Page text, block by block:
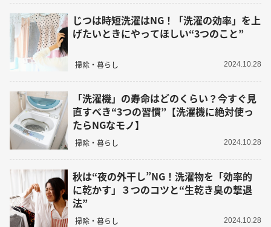
じつは時短洗濯はNG！「洗濯の効率」を上
げたいときにやってほしい“3つのこと”
掃除・暮らし 2024.10.28
「洗濯機」の寿命はどのくらい？今すぐ見
直すべき“3つの習慣”【洗濯機に絶対使っ
たらNGなモノ】
掃除・暮らし 2024.10.28
秋は“夜の外干し”NG！洗濯物を「効率的
に乾かす」３つのコツと“生乾き臭の撃退
法”
掃除・暮らし 2024.10.28